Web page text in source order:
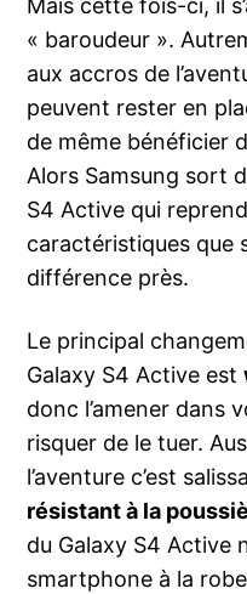
Mais cette fois-ci, il
« baroudeur ».
aux accros de
peuvent rester en
de même bénéficier
Alors Samsung sort
S4 Active qui
caractéristiques que
différence près.
Le principal
Galaxy S4 Active est
donc l’amener dans
risquer de le tuer.
l’aventure c’est
résistant à la
du Galaxy S4 Active
smartphone à la